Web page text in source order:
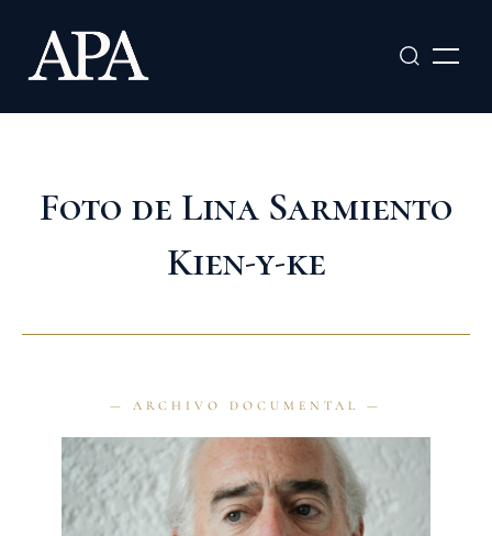
contenido
Foto de Lina Sarmiento
Kien-y-ke